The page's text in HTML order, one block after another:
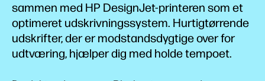
sammen med HP DesignJet-printeren som et
optimeret udskrivningssystem. Hurtigtørrende
udskrifter, der er modstandsdygtige over for
udtværing, hjælper dig med holde tempoet.